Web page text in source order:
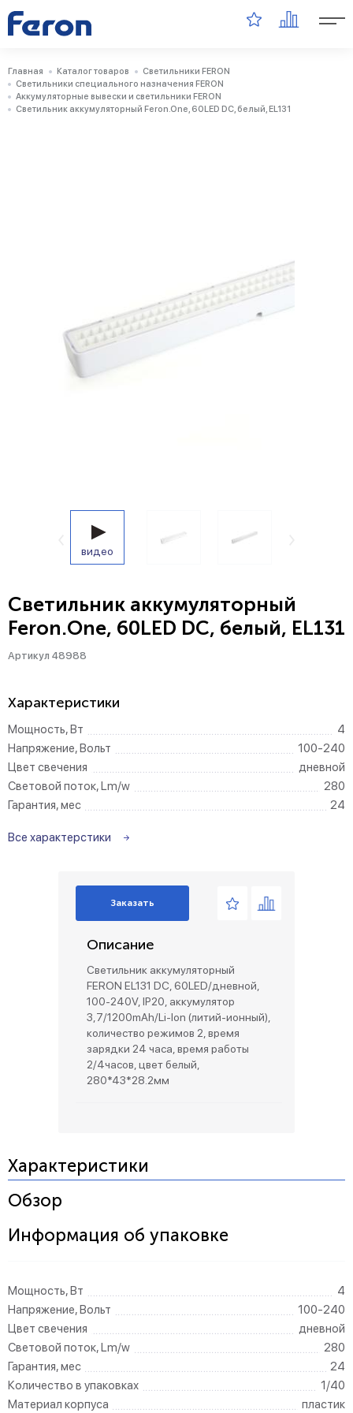
Главная Каталог товаров
Светильники FERON
Светильники специального назначения FERON
Аккумуляторные вывески и светильники FERON
Светильник аккумуляторный Feron.One, 60LED DC, белый, EL131
видео
Светильник аккумуляторный
Feron.One, 60LED DC, белый, EL131
Артикул 48988
Характеристики
Мощность, Вт
4
Напряжение, Вольт
100-240
Цвет свечения
дневной
Световой поток, Lm/w
280
Гарантия, мес
24
Все характерстики
Заказать
Описание
Светильник аккумуляторный
FERON EL131 DC, 60LED/дневной,
100-240V, IP20, аккумулятор
3,7/1200mAh/Li-Ion (литий-ионный),
количество режимов 2, время
зарядки 24 часа, время работы
2/4часов, цвет белый,
280*43*28.2мм
Характеристики
Обзор
Информация об упаковке
Мощность, Вт
4
Напряжение, Вольт
100-240
Цвет свечения
дневной
Световой поток, Lm/w
280
Гарантия, мес
24
Количество в упаковках
1/40
Материал корпуса
пластик